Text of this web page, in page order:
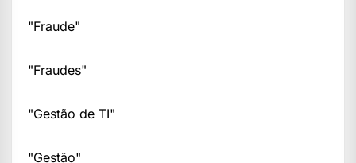
"Fraude"
"Fraudes"
"Gestão de TI"
"Gestão"